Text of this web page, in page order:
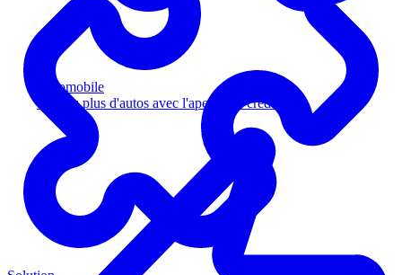
Automobile
Vendez plus d'autos avec l'aperçu de crédit